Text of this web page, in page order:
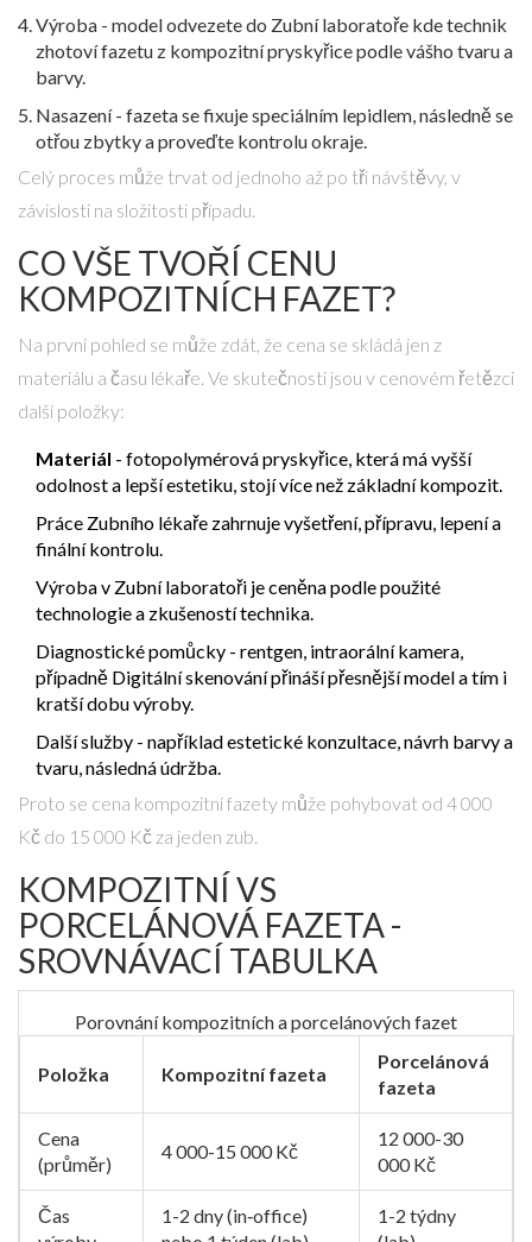
Výroba - model odvezete do Zubní laboratoře kde technik
zhotoví fazetu z kompozitní pryskyřicepodle vášho tvaru a
barvy.
Nasazení - fazeta se fixuje speciálním lepidlem, následně se
otřou zbytky a proveďte kontrolu okraje.
Celý proces může trvat od jednoho až po tři návštěvy, v
závislosti na složitosti případu.
CO VŠE TVOŘÍ CENU
KOMPOZITNÍCH FAZET?
Na první pohled se může zdát, že cena se skládá jen z
materiálu a času lékaře. Ve skutečnosti jsou v cenovém řetězci
další položky:
Materiál - fotopolymérová pryskyřice, která má vyšší
odolnost a lepší estetiku, stojí více než základní kompozit.
Práce Zubního lékaře zahrnuje vyšetření, přípravu, lepení a
finální kontrolu.
Výroba v Zubní laboratoři je ceněna podle použité
technologie a zkušeností technika.
Diagnostické pomůcky - rentgen, intraorální kamera,
případně Digitální skenovánípřináší přesnější model a tím i
kratší dobu výroby.
Další služby - například estetické konzultace, návrh barvy a
tvaru, následná údržba.
Proto se cena kompozitní fazety může pohybovat od 4 000
Kč do 15 000 Kč za jeden zub.
KOMPOZITNÍ VS
PORCELÁNOVÁ FAZETA -
SROVNÁVACÍ TABULKA
Porovnání kompozitních a porcelánových fazet
Položka Kompozitní fazeta
Porcelánová
fazeta
Cena
(průměr)
4 000-15 000 Kč
12 000-30
000 Kč
Čas
1-2 dny (in‑office)
1-2 týdny